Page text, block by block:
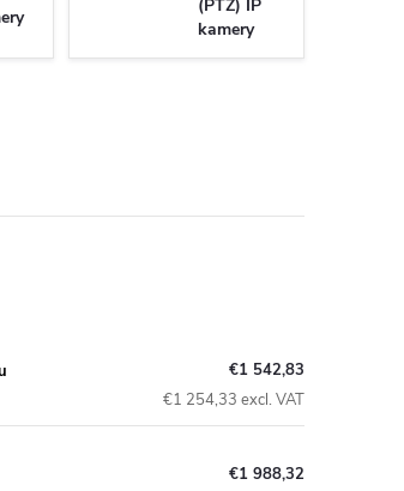
(PTZ) IP
kamery
€1 542,83
€1 254,33 excl. VAT
€1 988,32